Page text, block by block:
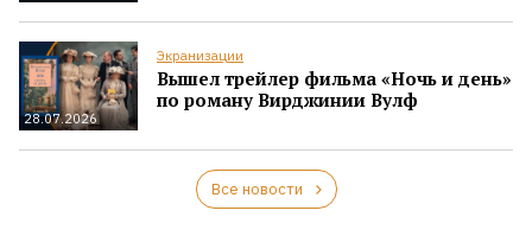
28.07.2026
Экранизации
Вышел трейлер фильма «Ночь и день»
по роману Вирджинии Вулф
Все новости